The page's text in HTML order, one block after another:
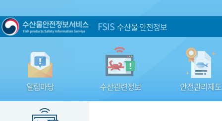
FSIS 수산물 안전정보
알림마당 수산관련정보 안전관리제도